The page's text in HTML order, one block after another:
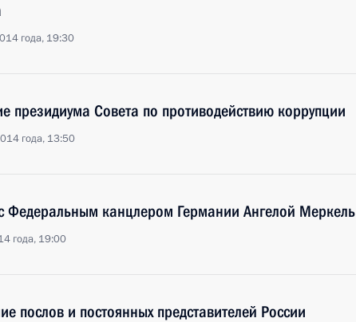
года, 19:30
президиума Совета по противодействию коррупции
года, 13:50
Федеральным канцлером Германии Ангелой Меркель
года, 19:00
послов и постоянных представителей России